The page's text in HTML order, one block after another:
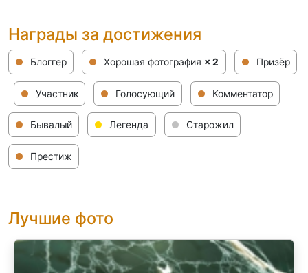
Награды за достижения
Блоггер Хорошая фотография × 2 Призёр
Участник Голосующий Комментатор
Бывалый Легенда Старожил
Престиж
Лучшие фото